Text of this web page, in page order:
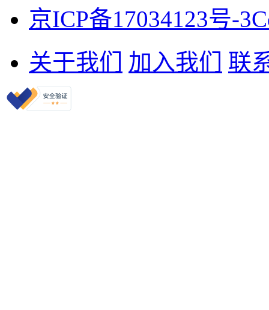
京ICP备17034123号-3
关于我们
加入我们 联